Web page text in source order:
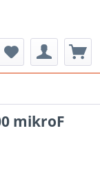
mikroF